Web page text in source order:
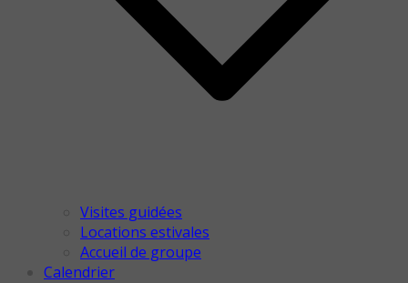
Visites guidées
Locations estivales
Accueil de groupe
Calendrier